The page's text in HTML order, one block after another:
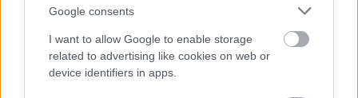
Google consents
I want to allow Google to enable storage
related to advertising like cookies on web or
device identifiers in apps.
ΣΕΦ: Επαναπροκηρύσσεται η ενεργειακή
αναβάθμιση - Γιατί ακυρώθηκε ο πρώτος
διαγωνισμός